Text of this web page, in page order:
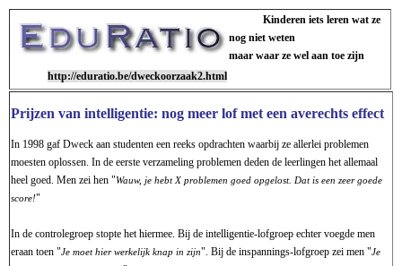
Kinderen iets leren wat ze
nog niet weten
maar waar ze wel aan toe zijn
http://eduratio.be/dweckoorzaak2.html
Prijzen van intelligentie: nog meer lof met een averechts effect
In 1998 gaf Dweck aan studenten een reeks opdrachten waarbij ze allerlei problemen
moesten oplossen. In de eerste verzameling problemen deden de leerlingen het allemaal
heel goed. Men zei hen "Wauw, je hebt X problemen goed opgelost. Dat is een zeer goede
score!"
In de controlegroep stopte het hiermee. Bij de intelligentie-lofgroep echter voegde men
eraan toen "Je moet hier werkelijk knap in zijn". Bij de inspannings-lofgroep zei men "Je